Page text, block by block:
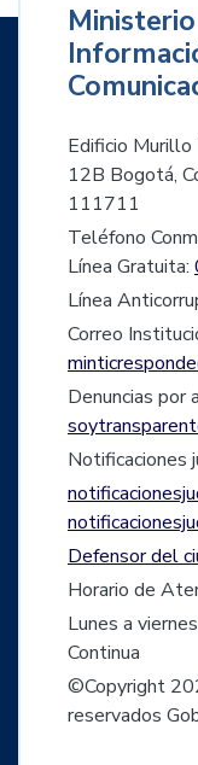
Edificio
12B Bogotá,
111711
Teléfono
Línea Gratuita:
Línea
Correo
Denuncias por
Notificaciones
Defensor del
Horario de
Lunes a
Continua
©Copyright
reservados